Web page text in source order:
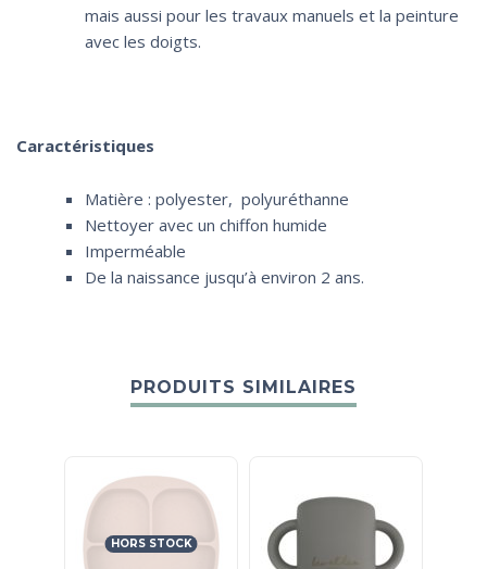
mais aussi pour les travaux manuels et la peinture
avec les doigts.
Caractéristiques
Matière : polyester, polyuréthanne
Nettoyer avec un chiffon humide
Imperméable
De la naissance jusqu’à environ 2 ans.
PRODUITS SIMILAIRES
HORS STOCK